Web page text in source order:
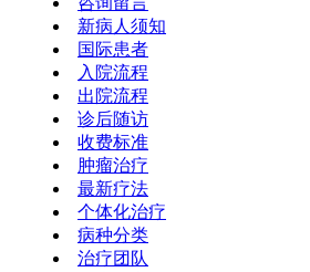
新病人须知
国际患者
入院流程
出院流程
诊后随访
收费标准
肿瘤治疗
最新疗法
个体化治疗
病种分类
治疗团队